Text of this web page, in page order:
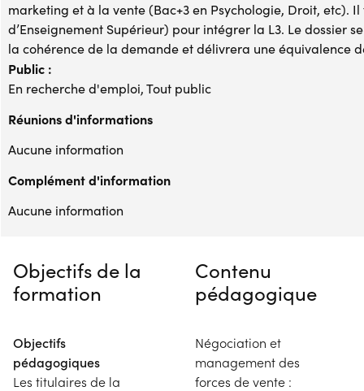
marketing et à la vente (Bac+3 en Psychologie, Droit, etc).
d’Enseignement Supérieur) pour intégrer la L3. Le dossier
la cohérence de la demande et délivrera une équivalence
Public :
En recherche d'emploi, Tout public
Réunions d'informations
Aucune information
Complément d'information
Aucune information
Objectifs de la
formation
Objectifs
pédagogiques
Les titulaires de la
Contenu
pédagogique
Négociation et
management des
forces de vente :